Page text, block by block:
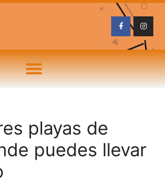
playas de
puedes llevar